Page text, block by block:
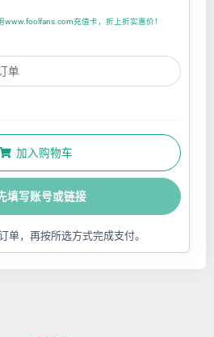
www.foolfans.com充值卡，折上折实惠价！
加入购物车
填写账号或链接
单，再按所选方式完成支付。